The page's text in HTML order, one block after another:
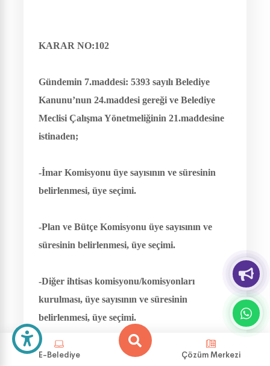
KARAR NO:102
Gündemin 7.maddesi: 5393 sayılı Belediye
Kanunu’nun 24.maddesi gereği ve Belediye
Meclisi Çalışma Yönetmeliğinin 21.maddesine
istinaden;
-İmar Komisyonu üye sayısının ve süresinin
belirlenmesi, üye seçimi.
-Plan ve Bütçe Komisyonu üye sayısının ve
süresinin belirlenmesi, üye seçimi.
-Diğer ihtisas komisyonu/komisyonları
kurulması, üye sayısının ve süresinin
belirlenmesi, üye seçimi.
Meclis Başkanı Elif KÖSE, İmar
E-Belediye Çözüm Merkezi